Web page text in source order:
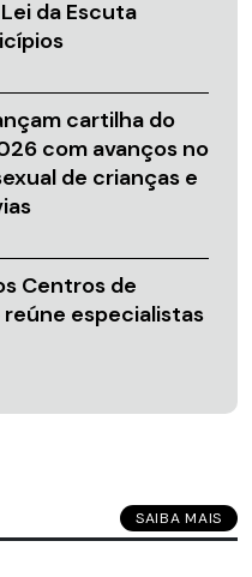
da Escuta
cartilha do
com avanços no
de crianças e
Centros de
especialistas
SAIBA MAIS